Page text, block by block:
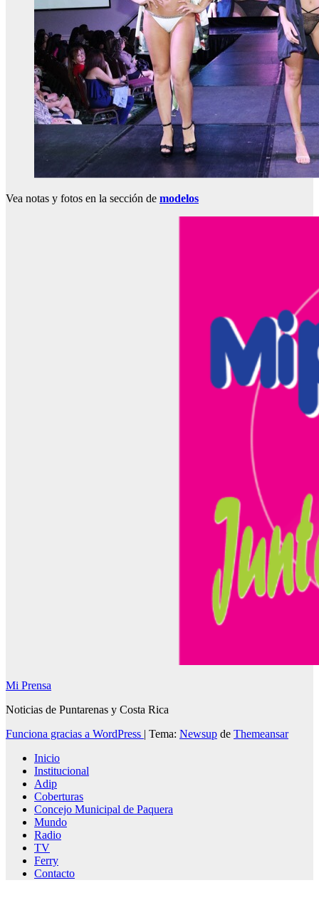
Vea notas y fotos en la sección de modelos
Mi Prensa
Noticias de Puntarenas y Costa Rica
Funciona gracias a WordPress | Tema: Newsup de Themeansar
Inicio
Institucional
Adip
Coberturas
Concejo Municipal de Paquera
Mundo
Radio
TV
Ferry
Contacto